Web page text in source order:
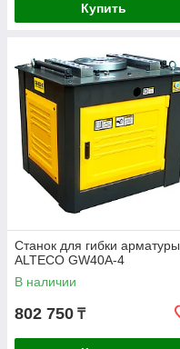
Купить
Станок для гибки арматуры
ALTECO GW40A-4
В наличии
802 750 ₸